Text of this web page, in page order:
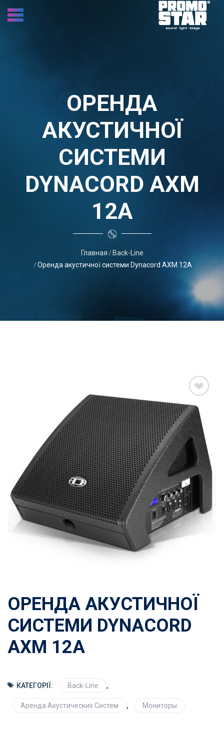
ОРЕНДА
АКУСТИЧНОЇ
СИСТЕМИ
DYNACORD AXM
12A
Главная
Back-Line
Оренда акустичної системи Dynacord AXM 12A
ОРЕНДА АКУСТИЧНОЇ
СИСТЕМИ DYNACORD
AXM 12A
КАТЕГОРІЇ: Back-Line ,
Аренда Акустических Систем , Мониторы